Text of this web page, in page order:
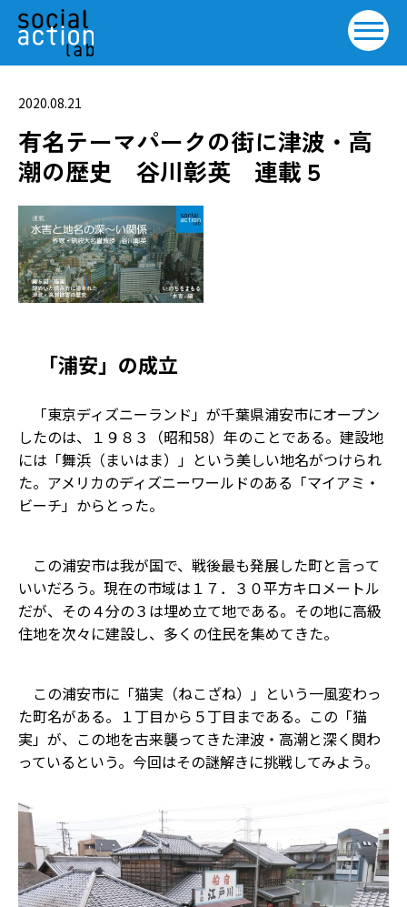
2020.08.21
有名テーマパークの街に津波・高
潮の歴史 谷川彰英 連載５
「浦安」の成立
「東京ディズニーランド」が千葉県浦安市にオープン
したのは、１９８３（昭和58）年のことである。建設地
には「舞浜（まいはま）」という美しい地名がつけられ
た。アメリカのディズニーワールドのある「マイアミ・
ビーチ」からとった。
この浦安市は我が国で、戦後最も発展した町と言って
いいだろう。現在の市域は１７．３０平方キロメートル
だが、その４分の３は埋め立て地である。その地に高級
住地を次々に建設し、多くの住民を集めてきた。
この浦安市に「猫実（ねこざね）」という一風変わっ
た町名がある。１丁目から５丁目まである。この「猫
実」が、この地を古来襲ってきた津波・高潮と深く関わ
っているという。今回はその謎解きに挑戦してみよう。